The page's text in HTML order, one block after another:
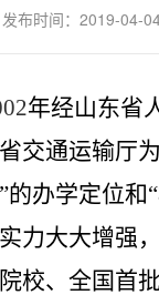
发布时间：2019-04-
年经山东省
交通运输厅
办学定位
力大大增强
校、全国首